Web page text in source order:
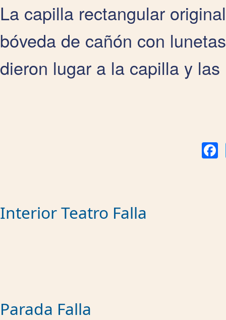
La capilla rectangular
bóveda de cañón con
dieron lugar a la capilla y
Interior Teatro Falla
Parada Falla